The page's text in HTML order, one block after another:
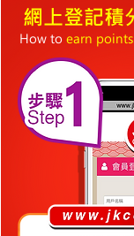
網上登記積
How to earn points